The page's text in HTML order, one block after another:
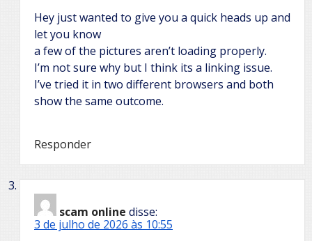
Hey just wanted to give you a quick heads up and
let you know
a few of the pictures aren’t loading properly.
I’m not sure why but I think its a linking issue.
I’ve tried it in two different browsers and both
show the same outcome.
Responder
scam online disse:
3 de julho de 2026 às 10:55